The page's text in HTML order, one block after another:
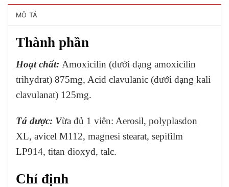
MÔ TẢ
Thành phần
Hoạt chất: Amoxicilin (dưới dạng amoxicilin
trihydrat) 875mg, Acid clavulanic (dưới dạng kali
clavulanat) 125mg.
Tá dược: Vừa đủ 1 viên: Aerosil, polyplasdon
XL, avicel M112, magnesi stearat, sepifilm
LP914, titan dioxyd, talc.
Chỉ định